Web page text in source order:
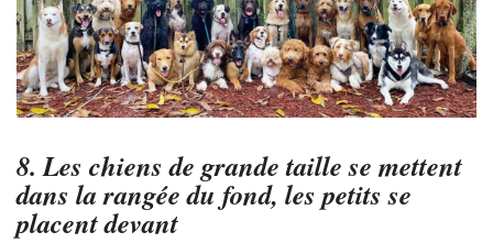
8. Les chiens de grande taille se mettent
dans la rangée du fond, les petits se
placent devant